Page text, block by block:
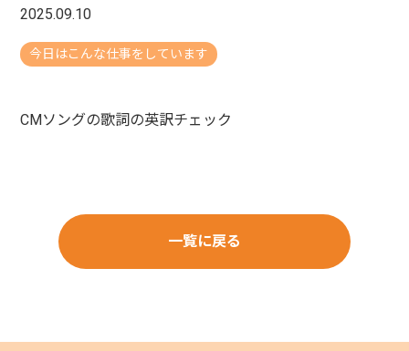
2025.09.10
今日はこんな仕事をしています
CMソングの歌詞の英訳チェック
一覧に戻る